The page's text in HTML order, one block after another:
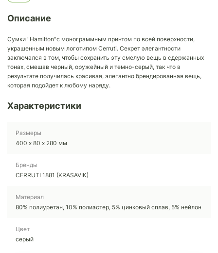
Описание
Сумки "Hamilton"с монограммным принтом по всей поверхности,
украшенным новым логотипом Cerruti. Секрет элегантности
заключался в том, чтобы сохранить эту смелую вещь в сдержанных
тонах, смешав черный, оружейный и темно-серый, так что в
результате получилась красивая, элегантно брендированная вещь,
которая подойдет к любому наряду.
Характеристики
Размеры
400 х 80 х 280 мм
Бренды
CERRUTI 1881 (KRASAVIK)
Материал
80% полиуретан, 10% полиэстер, 5% цинковый сплав, 5% нейлон
Цвет
серый